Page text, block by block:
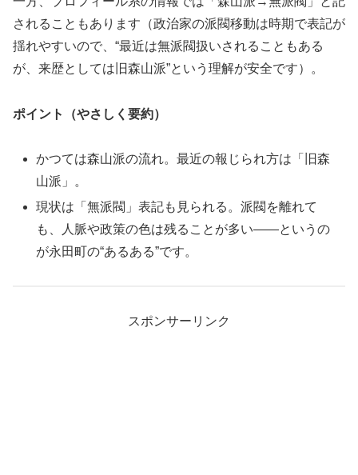
されることもあります（政治家の派閥移動は時期で表記が
揺れやすいので、“最近は無派閥扱いされることもある
が、来歴としては旧森山派”という理解が安全です）。
ポイント（やさしく要約）
かつては森山派の流れ。最近の報じられ方は「旧森
山派」。
現状は「無派閥」表記も見られる。派閥を離れて
も、人脈や政策の色は残ることが多い――というの
が永田町の“あるある”です。
スポンサーリンク